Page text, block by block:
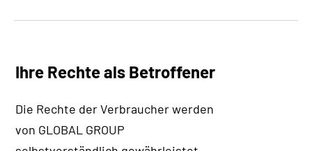
Ihre Rechte als Betroffener
Die Rechte der Verbraucher werden
von GLOBAL GROUP